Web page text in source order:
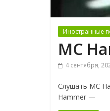
Иностранные
MC
4 сентября,
Слушать MC
Hammer —